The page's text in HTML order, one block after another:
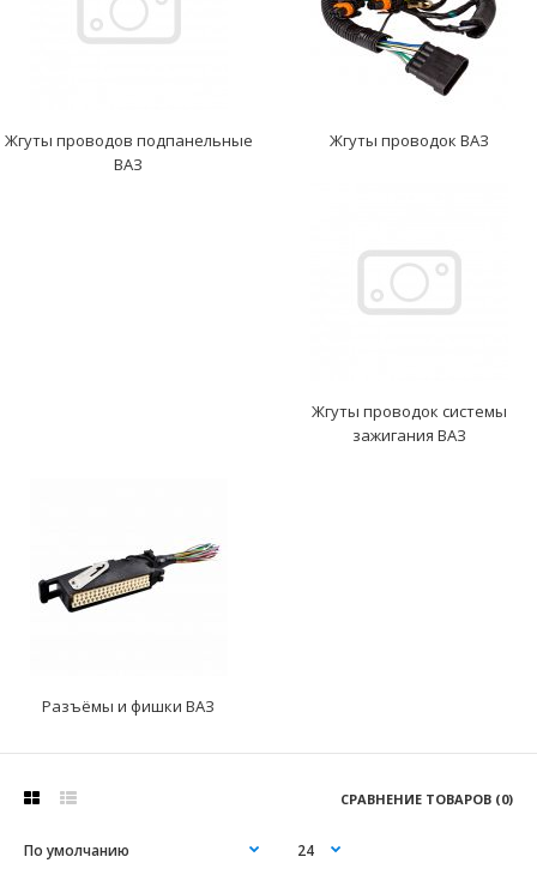
Жгуты проводов подпанельные
ВАЗ
Жгуты проводок ВАЗ
Жгуты проводок системы
зажигания ВАЗ
Разъёмы и фишки ВАЗ
СРАВНЕНИЕ ТОВАРОВ (0)